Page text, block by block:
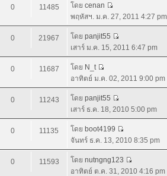
0 11485 โดย cenan
พฤหัสฯ. ม.ค. 27, 2011 4:27 pm
0 21967 โดย panjit55
เสาร์ ม.ค. 15, 2011 6:47 pm
0 11687 โดย N_t
อาทิตย์ ม.ค. 02, 2011 9:00 pm
0 11243 โดย panjit55
เสาร์ ธ.ค. 18, 2010 5:00 pm
0 11135 โดย boot4199
จันทร์ ธ.ค. 13, 2010 8:35 pm
0 11593 โดย nutngng123
อาทิตย์ ต.ค. 31, 2010 4:16 pm